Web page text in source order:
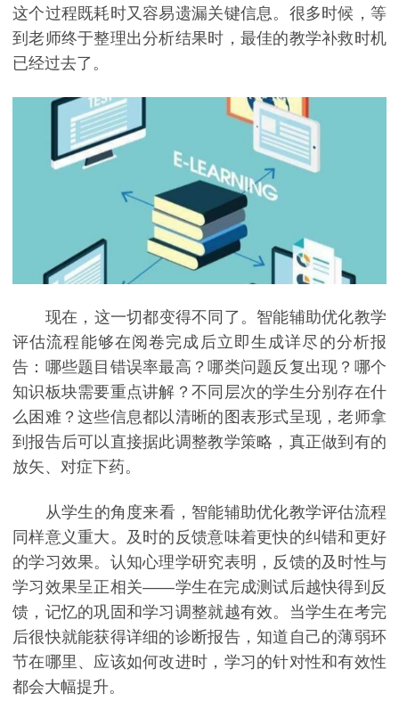
这个过程既耗时又容易遗漏关键信息。很多时候，等
到老师终于整理出分析结果时，最佳的教学补救时机
已经过去了。
现在，这一切都变得不同了。智能辅助优化教学
评估流程能够在阅卷完成后立即生成详尽的分析报
告：哪些题目错误率最高？哪类问题反复出现？哪个
知识板块需要重点讲解？不同层次的学生分别存在什
么困难？这些信息都以清晰的图表形式呈现，老师拿
到报告后可以直接据此调整教学策略，真正做到有的
放矢、对症下药。
从学生的角度来看，智能辅助优化教学评估流程
同样意义重大。及时的反馈意味着更快的纠错和更好
的学习效果。认知心理学研究表明，反馈的及时性与
学习效果呈正相关——学生在完成测试后越快得到反
馈，记忆的巩固和学习调整就越有效。当学生在考完
后很快就能获得详细的诊断报告，知道自己的薄弱环
节在哪里、应该如何改进时，学习的针对性和有效性
都会大幅提升。